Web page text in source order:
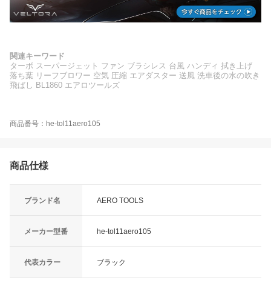
関連キーワード
ターボ スーパージェット ファン ブラシレス 台風 ハンディ 拭き上げ
落ち葉 リーフブロワー 空気 圧縮 エアダスター 送風 洗車後の水の吹き
飛ばし BL1860 エアロツールズ
商品番号：he-tol11aero105
商品仕様
ブランド名 AERO TOOLS
メーカー型番 he-tol11aero105
代表カラー ブラック